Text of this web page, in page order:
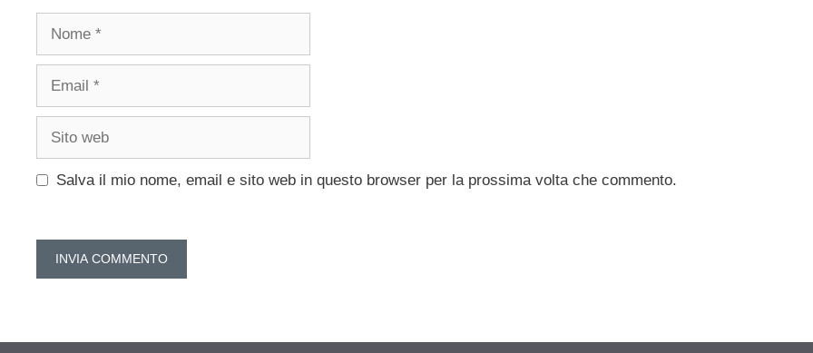
Salva il mio nome, email e sito web in questo browser per la prossima volta che commento.